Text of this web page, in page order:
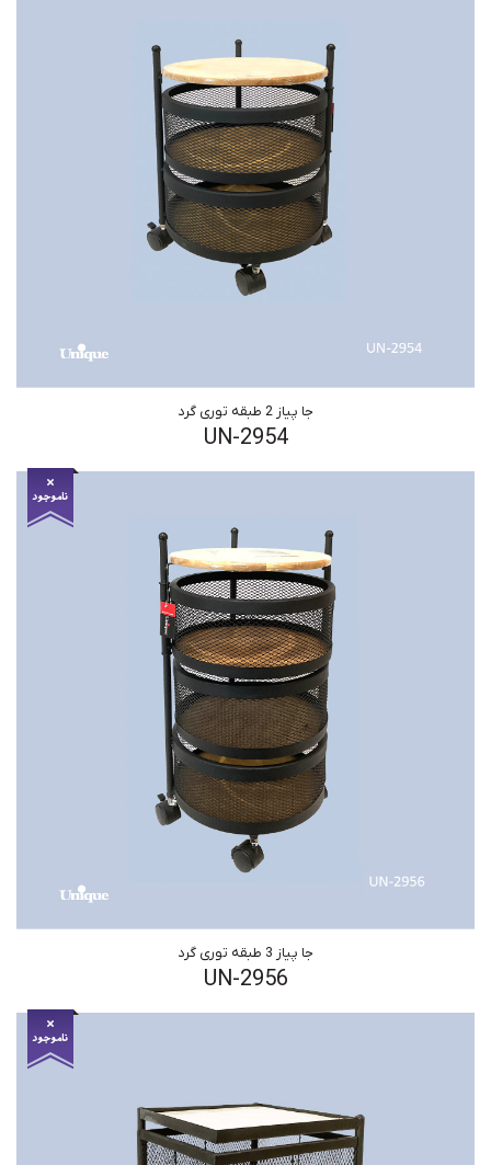
جا پیاز 2 طبقه توری گرد
UN-2954
جا پیاز 3 طبقه توری گرد
UN-2956